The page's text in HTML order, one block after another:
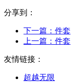
分享到：
下一篇： 件套
上一篇： 件套
友情链接：
超越无限